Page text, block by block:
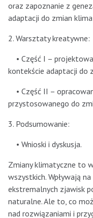
oraz zapoznanie z
adaptacji do zmian
2. Warsztaty kreatywne:
• Część I –
kontekście adaptacji do
• Część II –
przystosowanego do
3. Podsumowanie:
• Wnioski i dyskusja.
Zmiany klimatyczne to
wszystkich. Wpływają
ekstremalnych zjawisk
naturalne. Ale to, co
nad rozwiązaniami i